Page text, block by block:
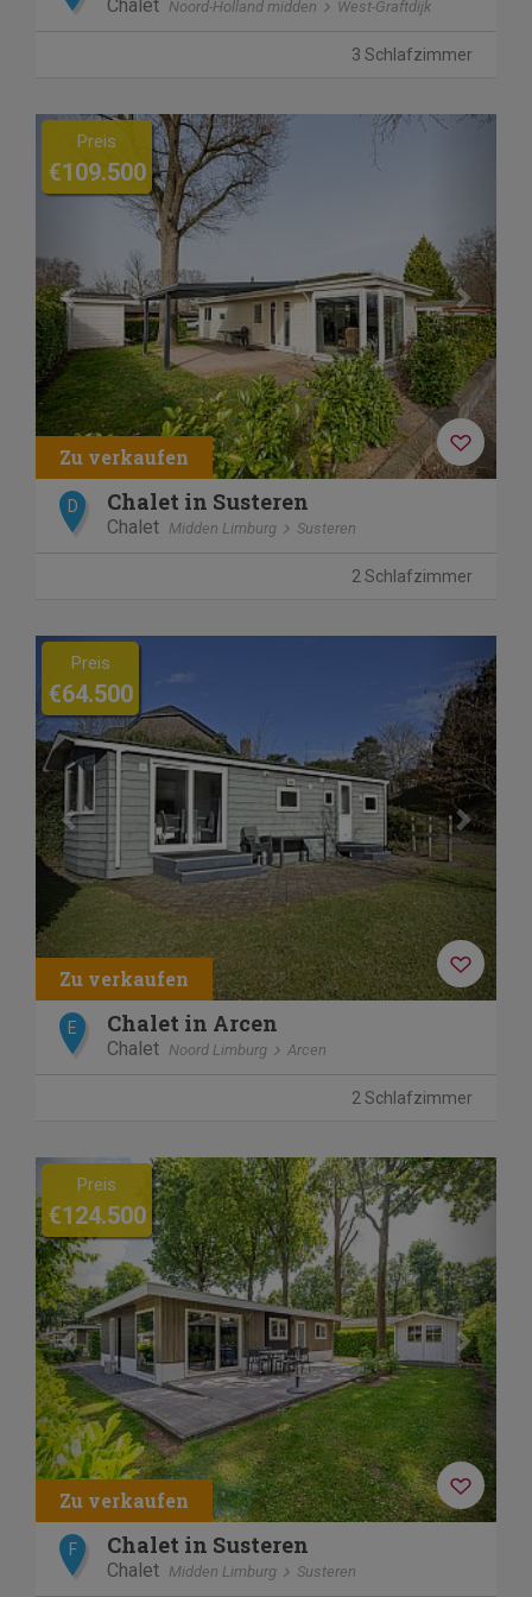
Chalet Noord-Holland midden West-Graftdijk
3 Schlafzimmer
Previous
Preis
€109.500
D Chalet in Susteren
Chalet Midden Limburg Susteren
2 Schlafzimmer
Previous Next
Preis
€64.500
E Chalet in Arcen
Chalet Noord Limburg Arcen
2 Schlafzimmer
Previous Next
Preis
€124.500
F Chalet in Susteren
Chalet Midden Limburg Susteren